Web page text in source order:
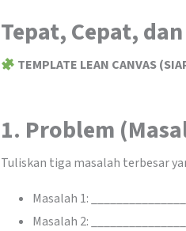
Tepat, Cepat,
TEMPLATE LEAN CANVAS
1. Problem
Tuliskan tiga masalah terbesar
Masalah 1:
Masalah 2: